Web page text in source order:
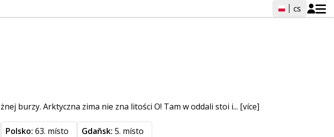
cs
burzy. Arktyczna zima nie zna litości O! Tam w oddali stoi i... [více]
Polsko: 63. místo Gdaňsk: 5. místo